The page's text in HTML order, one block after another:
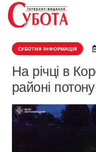
СУБОТНЯ ІНФОРМАЦІЯ
На річці в
районі